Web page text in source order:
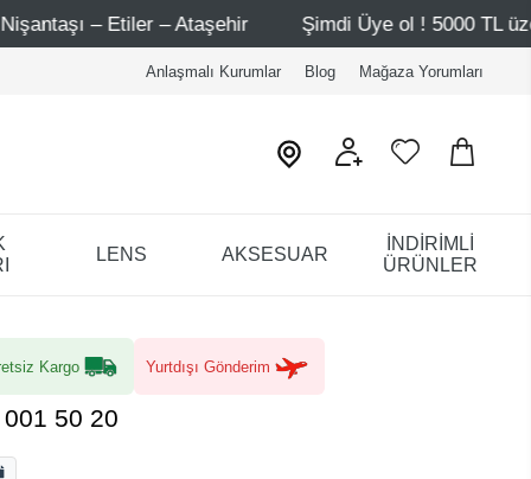
Ataşehir Şimdi Üye ol ! 5000 TL üzeri ilk
Anlaşmalı Kurumlar Blog Mağaza Yorumları
LENS AKSESUAR
İNDİRİMLİ
ÜRÜNLER
Kargo Yurtdışı Gönderim
50 20